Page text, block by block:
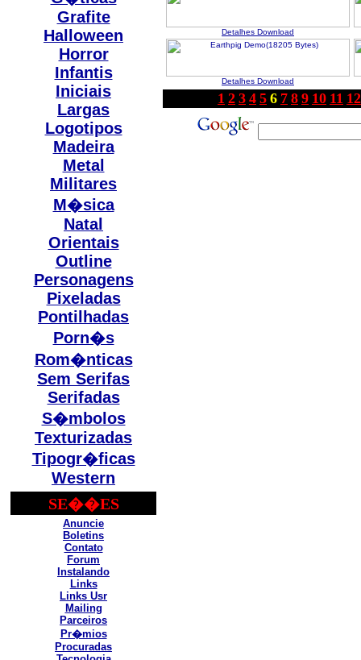
Grafite
Halloween
Horror
Infantis
Iniciais
Largas
Logotipos
Madeira
Metal
Militares
M�sica
Natal
Orientais
Outline
Personagens
Pixeladas
Pontilhadas
Porn�s
Rom�nticas
Sem Serifas
Serifadas
S�mbolos
Texturizadas
Tipogr�ficas
Western
SE��ES
Anuncie
Boletins
Contato
Forum
Instalando
Links
Links Usr
Mailing
Parceiros
Pr�mios
Procuradas
Detalhes Download
Detalhes Download
1 2 3 4 5 6 7 8 9 10 11 12